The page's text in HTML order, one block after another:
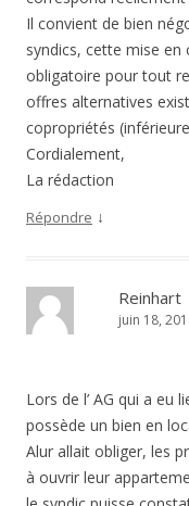
Il convient de bien
syndics, cette mise en
obligatoire pour tout
offres alternatives
copropriétés
Cordialement,
La rédaction
Répondre ↓
Reinhart
juin 18,
Lors de l’ AG qui a eu
possède un bien en
Alur allait obliger, les
à ouvrir leur